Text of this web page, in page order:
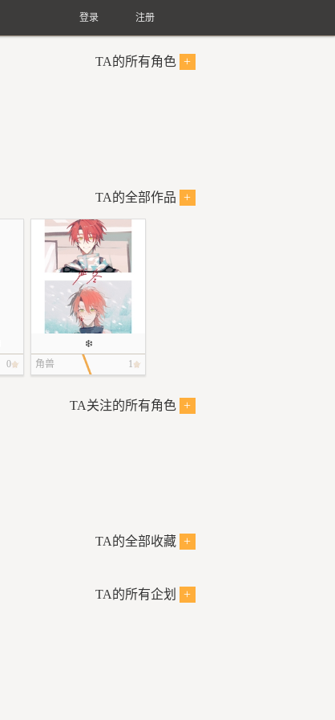
注册
登录
TA的所有角色 +
TA的全部作品 +
0
❄️
角兽
1
TA关注的所有角色 +
TA的全部收藏 +
TA的所有企划 +